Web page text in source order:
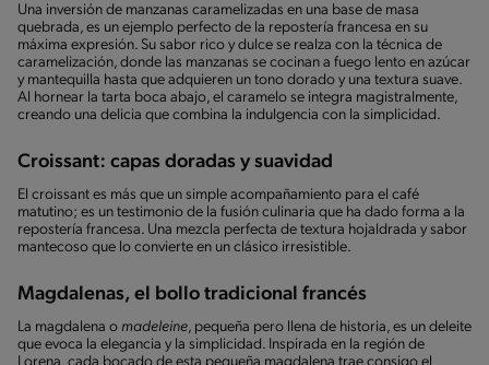
Una inversión de manzanas caramelizadas en una base de masa
quebrada, es un ejemplo perfecto de la repostería francesa en su
máxima expresión. Su sabor rico y dulce se realza con la técnica de
caramelización, donde las manzanas se cocinan a fuego lento en azúcar
y mantequilla hasta que adquieren un tono dorado y una textura suave.
Al hornear la tarta boca abajo, el caramelo se integra magistralmente,
creando una delicia que combina la indulgencia con la simplicidad.
Croissant: capas doradas y suavidad
El croissant es más que un simple acompañamiento para el café
matutino; es un testimonio de la fusión culinaria que ha dado forma a la
repostería francesa. Una mezcla perfecta de textura hojaldrada y sabor
mantecoso que lo convierte en un clásico irresistible.
Magdalenas, el bollo tradicional francés
La magdalena o madeleine, pequeña pero llena de historia, es un deleite
que evoca la elegancia y la simplicidad. Inspirada en la región de